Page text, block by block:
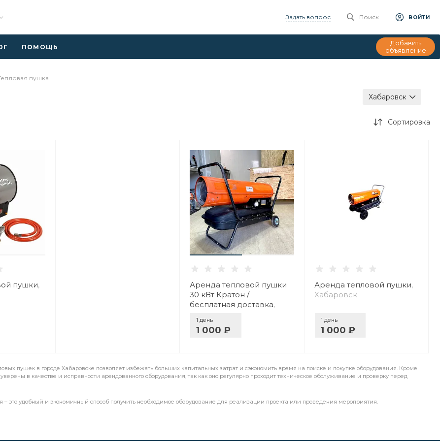
Задать вопрос Поиск ВОЙТИ
ПОМОЩЬ
Добавить
объявление
пушка
Хабаровск
Сортировка
пушки,
Аренда тепловой пушки
30 кВт Кратон /
бесплатная доставка,
1 день
1 000 ₽
Аренда тепловой пушки,
Хабаровск
1 день
1 000 ₽
пушек в городе Хабаровске позволяет избежать больших капитальных затрат и сэкономить время на поиске и покупке оборудования. Кроме
в качестве и исправности арендованного оборудования, так как оно регулярно проходит техническое обслуживание и проверку перед
– это удобный и экономичный способ получить необходимое оборудование для реализации проекта или проведения мероприятия.